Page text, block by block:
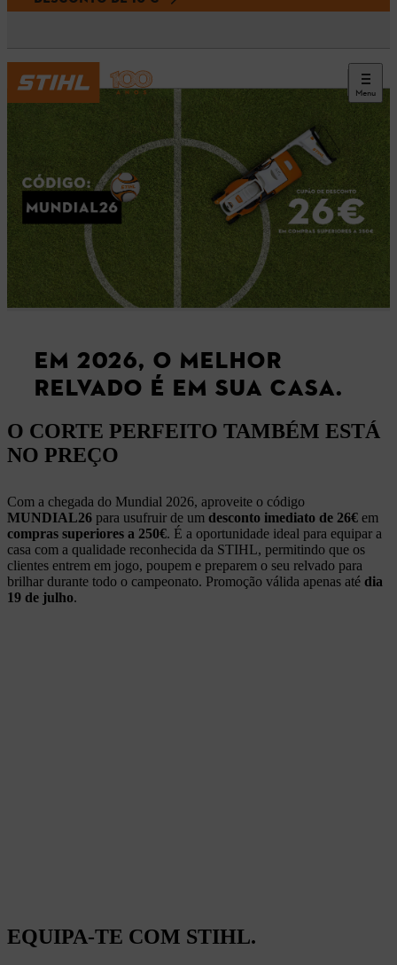
Menu
EM 2026, O MELHOR
RELVADO É EM SUA CASA.
O CORTE PERFEITO TAMBÉM ESTÁ
NO PREÇO
Com a chegada do Mundial 2026, aproveite o código
MUNDIAL26 para usufruir de um desconto imediato de 26€ em
compras superiores a 250€. É a oportunidade ideal para equipar a
casa com a qualidade reconhecida da STIHL, permitindo que os
clientes entrem em jogo, poupem e preparem o seu relvado para
brilhar durante todo o campeonato. Promoção válida apenas até dia
19 de julho.
EQUIPA-TE COM STIHL.